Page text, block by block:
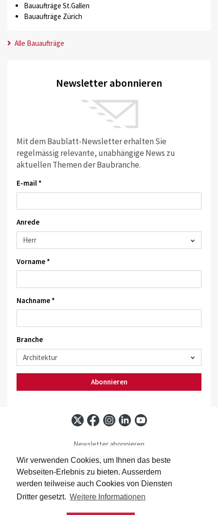
Wir verwenden Cookies, um Ihnen das beste
Webseiten-Erlebnis zu bieten. Ausserdem
werden teilweise auch Cookies von Diensten
Dritter gesetzt. Weitere Informationen
Bauaufträge St.Gallen
Bauaufträge Zürich
Alle Bauaufträge
Newsletter abonnieren
Mit dem Baublatt-Newsletter erhalten Sie
regelmässig relevante, unabhängige News zu
aktuellen Themen der Baubranche.
E-mail *
Anrede
Vorname *
Nachname *
Branche
Abonnieren
Newsletter abonnieren
Baublatt abonnieren
Kontakt
Impressum
Datenschutz